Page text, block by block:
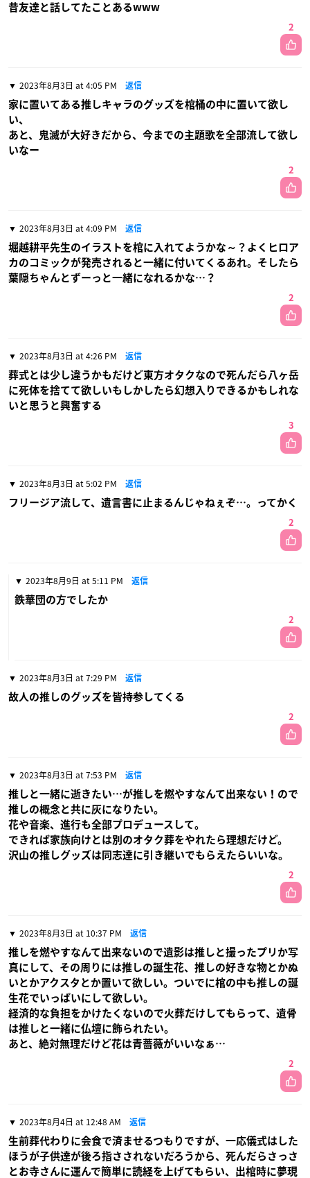
昔友達と話してたことあるwww
2
2023年8月3日 at 4:05 PM 返信
家に置いてある推しキャラのグッズを棺桶の中に置いて欲し
い、
あと、鬼滅が大好きだから、今までの主題歌を全部流して欲し
いなー
2
2023年8月3日 at 4:09 PM 返信
堀越耕平先生のイラストを棺に入れてようかな～？よくヒロア
カのコミックが発売されると一緒に付いてくるあれ。そしたら
葉隠ちゃんとずーっと一緒になれるかな…？
2
2023年8月3日 at 4:26 PM 返信
葬式とは少し違うかもだけど東方オタクなので死んだら八ヶ岳
に死体を捨てて欲しいもしかしたら幻想入りできるかもしれな
いと思うと興奮する
3
2023年8月3日 at 5:02 PM 返信
フリージア流して、遺言書に止まるんじゃねぇぞ…。ってかく
2
2023年8月9日 at 5:11 PM 返信
鉄華団の方でしたか
2
2023年8月3日 at 7:29 PM 返信
故人の推しのグッズを皆持参してくる
2
2023年8月3日 at 7:53 PM 返信
推しと一緒に逝きたい…が推しを燃やすなんて出来ない！ので
推しの概念と共に灰になりたい。
花や音楽、進行も全部プロデュースして。
できれば家族向けとは別のオタク葬をやれたら理想だけど。
沢山の推しグッズは同志達に引き継いでもらえたらいいな。
2
2023年8月3日 at 10:37 PM 返信
推しを燃やすなんて出来ないので遺影は推しと撮ったプリか写
真にして、その周りには推しの誕生花、推しの好きな物とかぬ
いとかアクスタとか置いて欲しい。ついでに棺の中も推しの誕
生花でいっぱいにして欲しい。
経済的な負担をかけたくないので火葬だけしてもらって、遺骨
は推しと一緒に仏壇に飾られたい。
あと、絶対無理だけど花は青薔薇がいいなぁ…
2
2023年8月4日 at 12:48 AM 返信
生前葬代わりに会食で済ませるつもりですが、一応儀式はした
ほうが子供達が後ろ指さされないだろうから、死んだらさっさ
とお寺さんに運んで簡単に読経を上げてもらい、出棺時に夢現